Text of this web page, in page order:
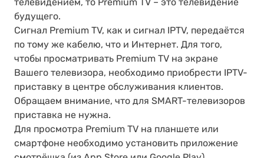
будущего.
Сигнал Premium TV, как и сигнал IPTV, передаётся
по тому же кабелю, что и Интернет. Для того,
чтобы просматривать Premium TV на экране
Вашего телевизора, необходимо приобрести IPTV-
приставку в центре обслуживания клиентов.
Обращаем внимание, что для SMART-телевизоров
приставка не нужна.
Для просмотра Premium TV на планшете или
смартфоне необходимо установить приложение